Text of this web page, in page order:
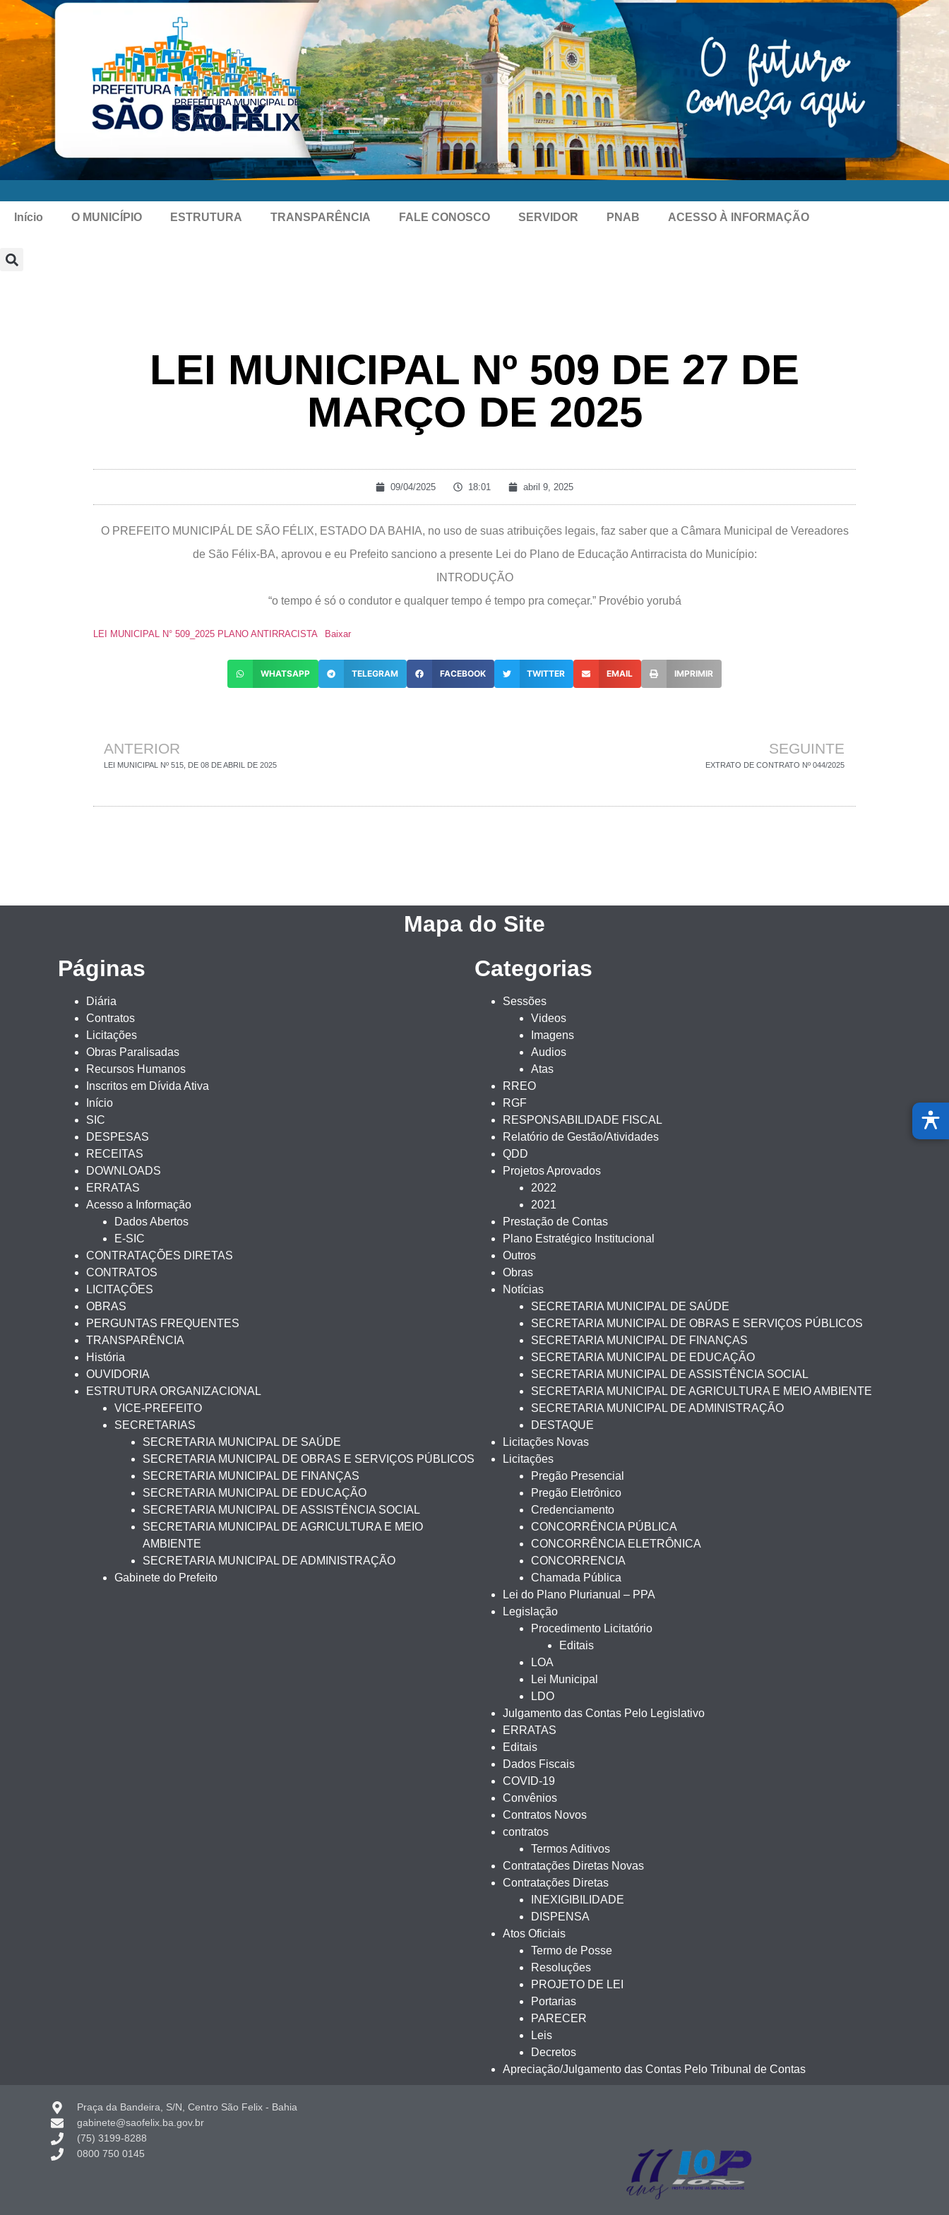
Início O MUNICÍPIO ESTRUTURA TRANSPARÊNCIA FALE CONOSCO SERVIDOR PNAB ACESSO À INFORMAÇÃO
LEI MUNICIPAL Nº 509 DE 27 DE
MARÇO DE 2025
09/04/2025 18:01 abril 9, 2025
O PREFEITO MUNICIPÁL DE SÃO FÉLIX, ESTADO DA BAHIA, no uso de suas atribuições legais, faz saber que a Câmara Municipal de Vereadores
de São Félix-BA, aprovou e eu Prefeito sanciono a presente Lei do Plano de Educação Antirracista do Município:
INTRODUÇÃO
“o tempo é só o condutor e qualquer tempo é tempo pra começar.” Provébio yorubá
LEI MUNICIPAL N° 509_2025 PLANO ANTIRRACISTA Baixar
WHATSAPP TELEGRAM FACEBOOK TWITTER EMAIL IMPRIMIR
ANTERIOR
LEI MUNICIPAL Nº 515, DE 08 DE ABRIL DE 2025
SEGUINTE
EXTRATO DE CONTRATO Nº 044/2025
Mapa do Site
Páginas
Diária
Contratos
Licitações
Obras Paralisadas
Recursos Humanos
Inscritos em Dívida Ativa
Início
SIC
DESPESAS
RECEITAS
DOWNLOADS
ERRATAS
Acesso a Informação
Dados Abertos
E-SIC
CONTRATAÇÕES DIRETAS
CONTRATOS
LICITAÇÕES
OBRAS
PERGUNTAS FREQUENTES
TRANSPARÊNCIA
História
OUVIDORIA
ESTRUTURA ORGANIZACIONAL
VICE-PREFEITO
SECRETARIAS
SECRETARIA MUNICIPAL DE SAÚDE
SECRETARIA MUNICIPAL DE OBRAS E SERVIÇOS PÚBLICOS
SECRETARIA MUNICIPAL DE FINANÇAS
SECRETARIA MUNICIPAL DE EDUCAÇÃO
SECRETARIA MUNICIPAL DE ASSISTÊNCIA SOCIAL
SECRETARIA MUNICIPAL DE AGRICULTURA E MEIO
AMBIENTE
SECRETARIA MUNICIPAL DE ADMINISTRAÇÃO
Gabinete do Prefeito
Categorias
Sessões
Videos
Imagens
Audios
Atas
RREO
RGF
RESPONSABILIDADE FISCAL
Relatório de Gestão/Atividades
QDD
Projetos Aprovados
2022
2021
Prestação de Contas
Plano Estratégico Institucional
Outros
Obras
Notícias
SECRETARIA MUNICIPAL DE SAÚDE
SECRETARIA MUNICIPAL DE OBRAS E SERVIÇOS PÚBLICOS
SECRETARIA MUNICIPAL DE FINANÇAS
SECRETARIA MUNICIPAL DE EDUCAÇÃO
SECRETARIA MUNICIPAL DE ASSISTÊNCIA SOCIAL
SECRETARIA MUNICIPAL DE AGRICULTURA E MEIO AMBIENTE
SECRETARIA MUNICIPAL DE ADMINISTRAÇÃO
DESTAQUE
Licitações Novas
Licitações
Pregão Presencial
Pregão Eletrônico
Credenciamento
CONCORRÊNCIA PÚBLICA
CONCORRÊNCIA ELETRÔNICA
CONCORRENCIA
Chamada Pública
Lei do Plano Plurianual – PPA
Legislação
Procedimento Licitatório
Editais
LOA
Lei Municipal
LDO
Julgamento das Contas Pelo Legislativo
ERRATAS
Editais
Dados Fiscais
COVID-19
Convênios
Contratos Novos
contratos
Termos Aditivos
Contratações Diretas Novas
Contratações Diretas
INEXIGIBILIDADE
DISPENSA
Atos Oficiais
Termo de Posse
Resoluções
PROJETO DE LEI
Portarias
PARECER
Leis
Decretos
Apreciação/Julgamento das Contas Pelo Tribunal de Contas
Praça da Bandeira, S/N, Centro São Felix - Bahia
gabinete@saofelix.ba.gov.br
(75) 3199-8288
0800 750 0145